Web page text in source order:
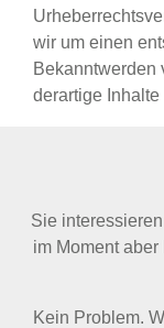
wir um einen
Bekanntwerden
derartige
Sie
im Moment
Kein Problem.